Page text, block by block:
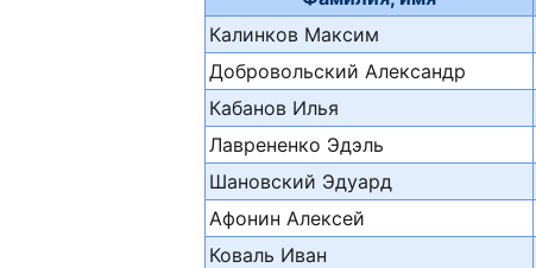
Калинков Максим
Добровольский Александр
Кабанов Илья
Лаврененко Эдэль
Шановский Эдуард
Афонин Алексей
Коваль Иван